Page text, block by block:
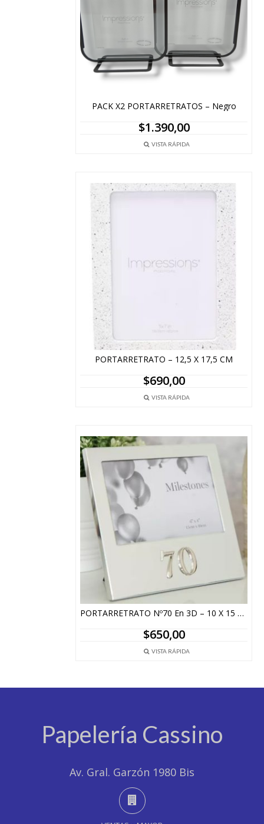
PACK X2 PORTARRETRATOS – Negro
$1.390,00
VISTA RÁPIDA
PORTARRETRATO – 12,5 X 17,5 CM
$690,00
VISTA RÁPIDA
PORTARRETRATO Nº70 En 3D – 10 X 15 CM
$650,00
VISTA RÁPIDA
Papelería Cassino
Av. Gral. Garzón 1980 Bis